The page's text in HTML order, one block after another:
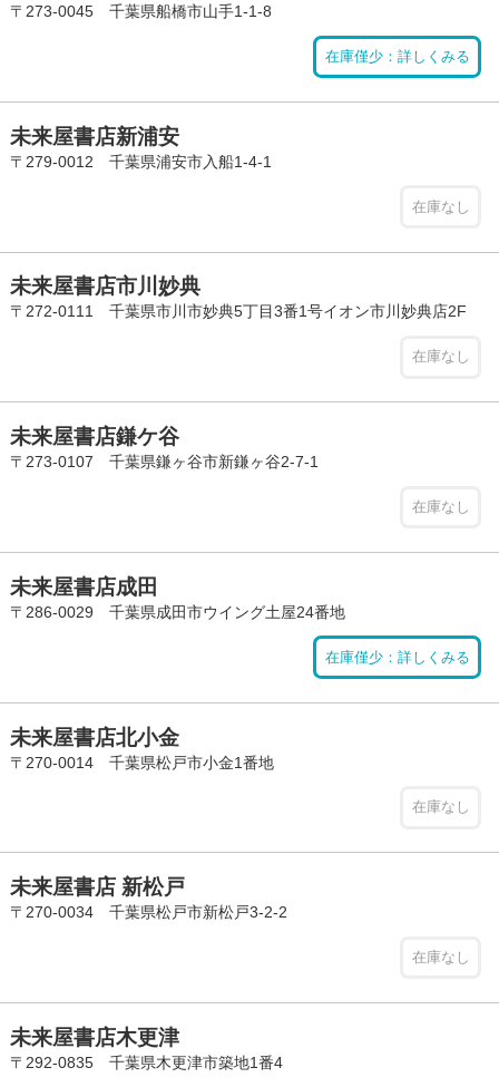
〒273-0045 千葉県船橋市山手1-1-8
在庫僅少：詳しくみる
未来屋書店新浦安
〒279-0012 千葉県浦安市入船1-4-1
在庫なし
未来屋書店市川妙典
〒272-0111 千葉県市川市妙典5丁目3番1号イオン市川妙典店2F
在庫なし
未来屋書店鎌ケ谷
〒273-0107 千葉県鎌ヶ谷市新鎌ヶ谷2-7-1
在庫なし
未来屋書店成田
〒286-0029 千葉県成田市ウイング土屋24番地
在庫僅少：詳しくみる
未来屋書店北小金
〒270-0014 千葉県松戸市小金1番地
在庫なし
未来屋書店 新松戸
〒270-0034 千葉県松戸市新松戸3-2-2
在庫なし
未来屋書店木更津
〒292-0835 千葉県木更津市築地1番4